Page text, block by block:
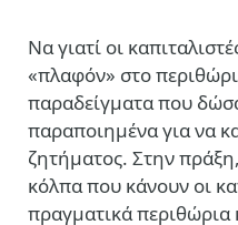
Να γιατί οι
«πλαφόν» στο
παραδείγματα που
παραποιημένα για να
ζητήματος. Στην
κόλπα που κάνουν οι
πραγματικά περιθώρια